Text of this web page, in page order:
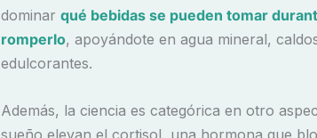
dominar qué bebidas se pueden tomar
romperlo, apoyándote en agua mineral,
edulcorantes.
Además, la ciencia es categórica en otro